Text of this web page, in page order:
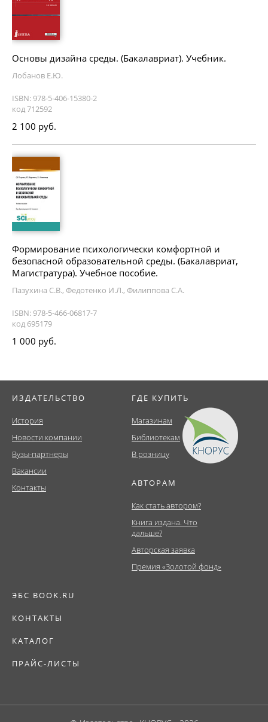
Основы дизайна среды. (Бакалавриат). Учебник.
Лобанов Е.Ю.
ISBN: 978-5-406-15380-2
код 712592
2 100 руб.
Формирование психологически комфортной и
безопасной образовательной среды. (Бакалавриат,
Магистратура). Учебное пособие.
Пазухина С.В., Федотенко И.Л., Филиппова С.А.
ISBN: 978-5-466-06817-7
код 695179
1 000 руб.
ИЗДАТЕЛЬСТВО
История
Новости компании
Вузы-партнеры
Вакансии
Контакты
ГДЕ КУПИТЬ
Магазинам
Библиотекам
В розницу
АВТОРАМ
Как стать автором?
Книга издана. Что
дальше?
Авторская заявка
Премия «Золотой фонд»
ЭБС BOOK.RU
КОНТАКТЫ
КАТАЛОГ
ПРАЙС-ЛИСТЫ